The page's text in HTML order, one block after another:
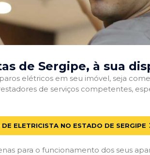
de Sergipe, à sua
elétricos em seu imóvel, seja
de serviços competentes,
ELETRICISTA NO ESTADO DE SERGIPE
para o funcionamento dos seus